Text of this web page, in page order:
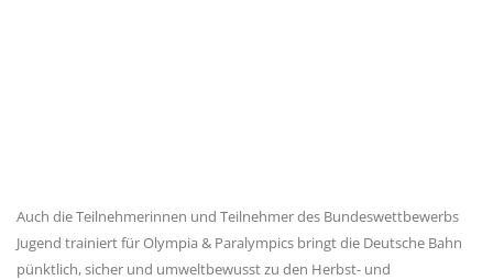
Auch die Teilnehmerinnen und Teilnehmer des Bundeswettbewerbs
Jugend trainiert für Olympia & Paralympics bringt die Deutsche Bahn
pünktlich, sicher und umweltbewusst zu den Herbst- und